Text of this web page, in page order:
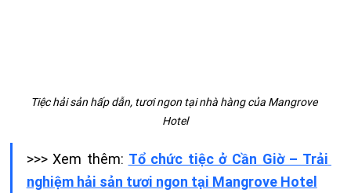
Tiệc hải sản hấp dẫn, tươi ngon tại nhà hàng của Mangrove
Hotel
>>> Xem thêm: Tổ chức tiệc ở Cần Giờ – Trải
nghiệm hải sản tươi ngon tại Mangrove Hotel